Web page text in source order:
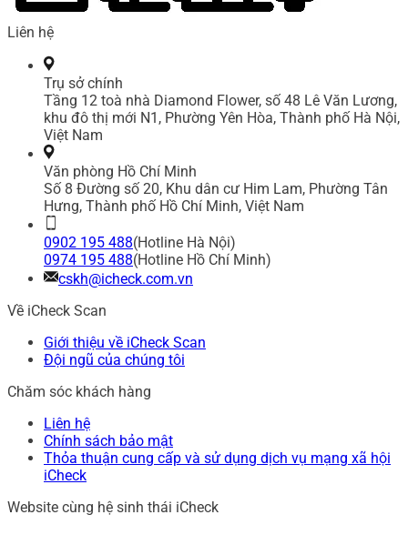
Liên hệ
Trụ sở chính
Tầng 12 toà nhà Diamond Flower, số 48 Lê Văn Lương,
khu đô thị mới N1, Phường Yên Hòa, Thành phố Hà Nội,
Việt Nam
Văn phòng Hồ Chí Minh
Số 8 Đường số 20, Khu dân cư Him Lam, Phường Tân
Hưng, Thành phố Hồ Chí Minh, Việt Nam
0902 195 488(Hotline Hà Nội)
0974 195 488(Hotline Hồ Chí Minh)
cskh@icheck.com.vn
Về iCheck Scan
Giới thiệu về iCheck Scan
Đội ngũ của chúng tôi
Chăm sóc khách hàng
Liên hệ
Chính sách bảo mật
Thỏa thuận cung cấp và sử dụng dịch vụ mạng xã hội
iCheck
Website cùng hệ sinh thái iCheck